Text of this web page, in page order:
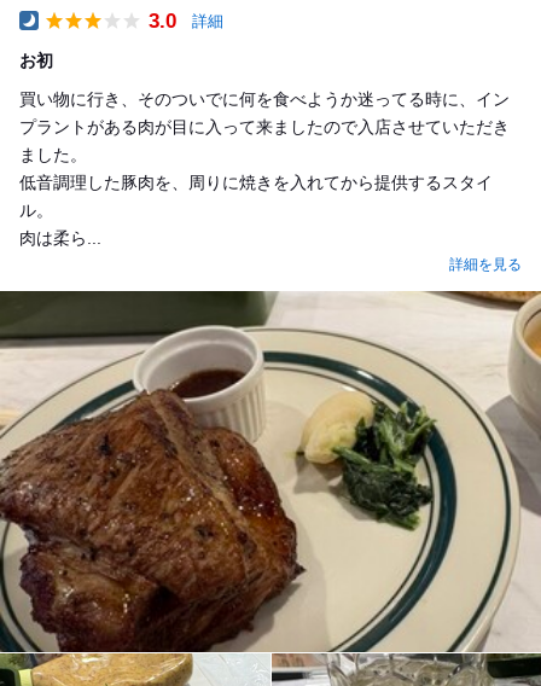
3.0 詳細
お初
買い物に行き、そのついでに何を食べようか迷ってる時に、イン
プラントがある肉が目に入って来ましたので入店させていただき
ました。
低音調理した豚肉を、周りに焼きを入れてから提供するスタイ
ル。
肉は柔ら...
詳細を見る